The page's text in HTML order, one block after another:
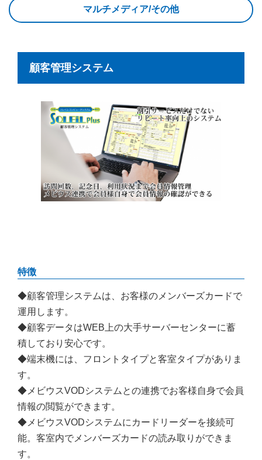
マルチメディア/その他
顧客管理システム
特徴
◆顧客管理システムは、お客様のメンバーズカードで
運用します。
◆顧客データはWEB上の大手サーバーセンターに蓄
積しており安心です。
◆端末機には、フロントタイプと客室タイプがありま
す。
◆メビウスVODシステムとの連携でお客様自身で会員
情報の閲覧ができます。
◆メビウスVODシステムにカードリーダーを接続可
能。客室内でメンバーズカードの読み取りができま
す。